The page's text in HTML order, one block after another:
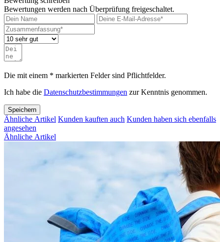
Bewertungen werden nach Überprüfung freigeschaltet.
Die mit einem * markierten Felder sind Pflichtfelder.
Ich habe die Datenschutzbestimmungen zur Kenntnis genommen.
Speichern
Ähnliche Artikel Kunden kauften auch Kunden haben sich ebenfalls
angesehen
Ähnliche Artikel